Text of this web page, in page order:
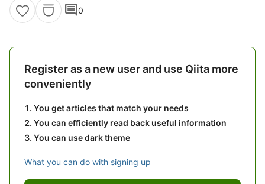
comment0
Register as a new user and use Qiita more
conveniently
You get articles that match your needs
You can efficiently read back useful information
You can use dark theme
What you can do with signing up